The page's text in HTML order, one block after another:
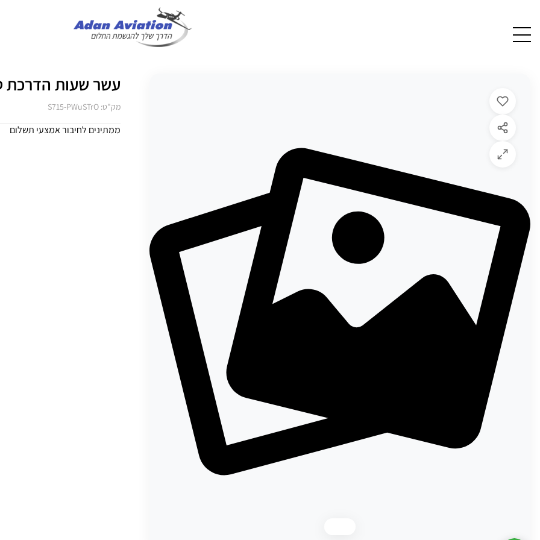
עשר שעות הדרכת
מק"ט: S715-PWuSTrO
ממתינים לחיבור אמצעי תשלום